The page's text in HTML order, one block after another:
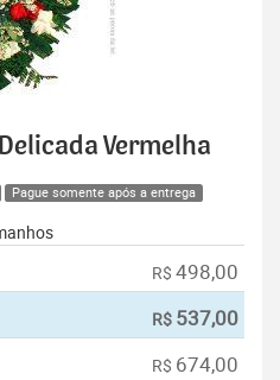
Vermelha
Pague somente após a entrega
R$ 498,00
R$ 537,00
R$ 674,00